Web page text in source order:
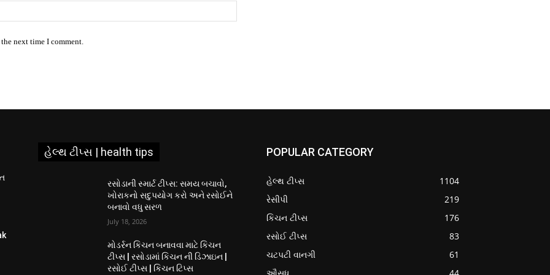
next time I comment.
હેલ્થ ટીપ્સ | health tips
રસોડાની સ્માર્ટ ટીપ્સ: સમય બચાવો,
ખોરાકનો સદુપયોગ કરો અને રસોઈને
બનાવો વધુ સરળ
July 18, 2026
મોડર્રન કિચન બનાવવા માટે કિચન
ટીપ્સ | રસોડામાં કિચન ની ડિઝાઇન |
રસોઈ ટીપ્સ | કિચન ટિપ્સ
POPULAR CATEGORY
હેલ્થ ટીપ્સ
1104
રેસીપી
219
કિચન ટીપ્સ
176
રસોઈ ટીપ્સ
83
ચટપટી વાનગી
61
ઔસધ
44